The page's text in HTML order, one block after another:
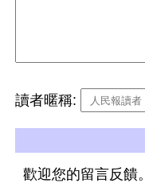
讀者暱稱:
歡迎您的留言反饋。